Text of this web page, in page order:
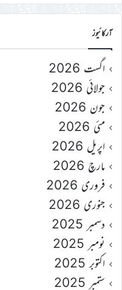
آرکائیوز
اگست 2026
جولائی 2026
جون 2026
مئی 2026
اپریل 2026
مارچ 2026
فروری 2026
جنوری 2026
دسمبر 2025
نومبر 2025
اکتوبر 2025
ستمبر 2025